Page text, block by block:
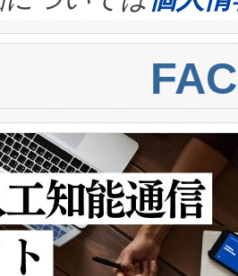
ensure battery
は、ai&のAI
統合、試運転、
のデータを監視
検出でき、これ
600メートルに
10％のターゲッ
大検知距離は
大1キロメート
囲を監視でき、
理を簡素化でき